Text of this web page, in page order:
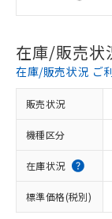
在庫/販売状
在庫/販売状況 ご
販売状況
機種区分
在庫状況
標準価格(税別)